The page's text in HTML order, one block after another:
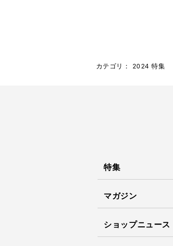
カテゴリ： 2024 特集
特集
マガジン
ショップニュース